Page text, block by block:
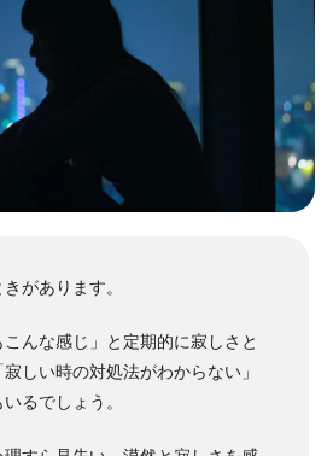
があります。
こんな感じ」と定期的に寂しさと
しい時の対処法がわからない」
るでしょう。